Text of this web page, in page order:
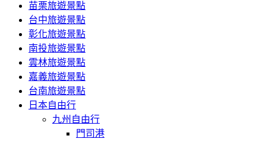
苗栗旅遊景點
台中旅遊景點
彰化旅遊景點
南投旅遊景點
雲林旅遊景點
嘉義旅遊景點
台南旅遊景點
日本自由行
九州自由行
門司港